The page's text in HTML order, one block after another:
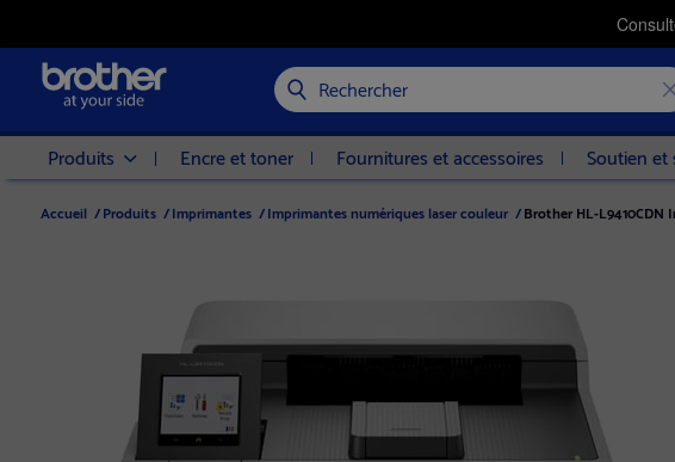
Rechercher
Produits Encre et toner Fournitures et accessoires Soutien et
Accueil /Produits /Imprimantes /Imprimantes numériques laser couleur /Brother